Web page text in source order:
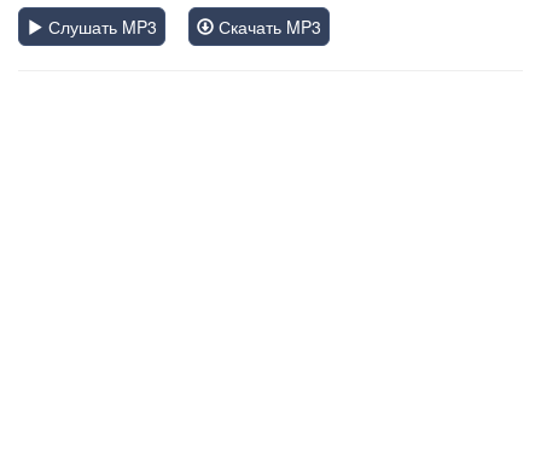
Слушать MP3 Скачать MP3